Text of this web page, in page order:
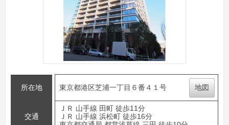
所在地 東京都港区芝浦一丁目６番４１号 地図
交通
ＪＲ 山手線 田町 徒歩11分
ＪＲ 山手線 浜松町 徒歩16分